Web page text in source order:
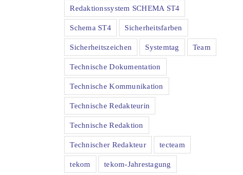
Redaktionssystem SCHEMA ST4
Schema ST4 Sicherheitsfarben
Sicherheitszeichen Systemtag Team
Technische Dokumentation
Technische Kommunikation
Technische Redakteurin
Technische Redaktion
Technischer Redakteur tecteam
tekom tekom-Jahrestagung